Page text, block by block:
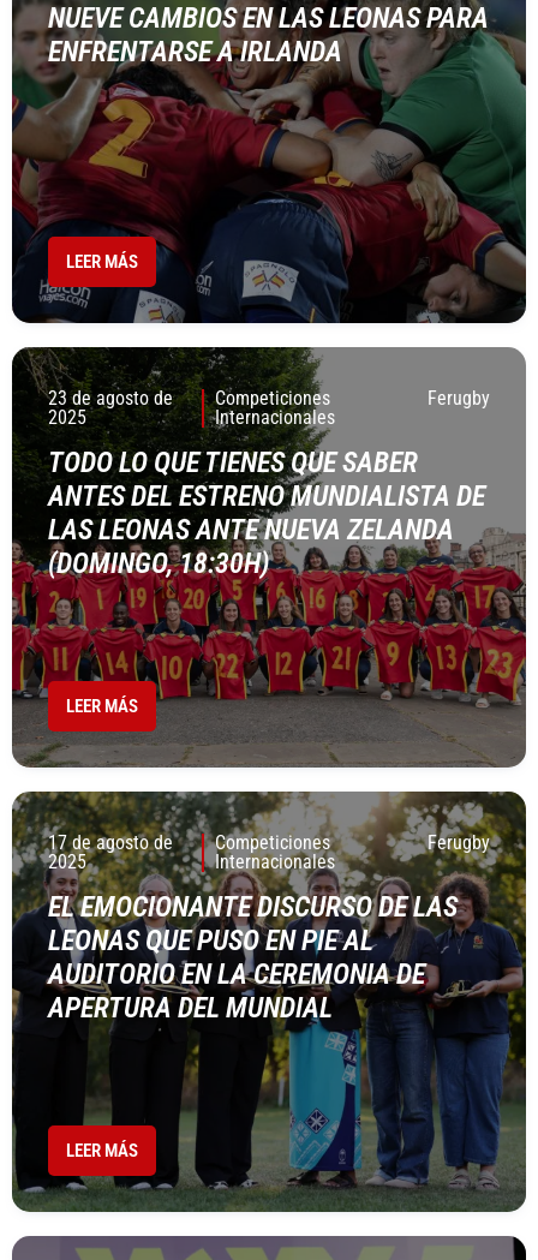
NUEVE CAMBIOS EN LAS LEONAS PARA
ENFRENTARSE A IRLANDA
LEER MÁS
23 de agosto de
2025
Competiciones
Internacionales
Ferugby
TODO LO QUE TIENES QUE SABER
ANTES DEL ESTRENO MUNDIALISTA DE
LAS LEONAS ANTE NUEVA ZELANDA
(DOMINGO, 18:30H)
LEER MÁS
17 de agosto de
2025
Competiciones
Internacionales
Ferugby
EL EMOCIONANTE DISCURSO DE LAS
LEONAS QUE PUSO EN PIE AL
AUDITORIO EN LA CEREMONIA DE
APERTURA DEL MUNDIAL
LEER MÁS